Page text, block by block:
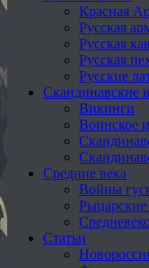
Красная
Русская
Русская
Русская
Русские
Скандинавские
Викинги
Воинское
Средние века
Войны
Статьи